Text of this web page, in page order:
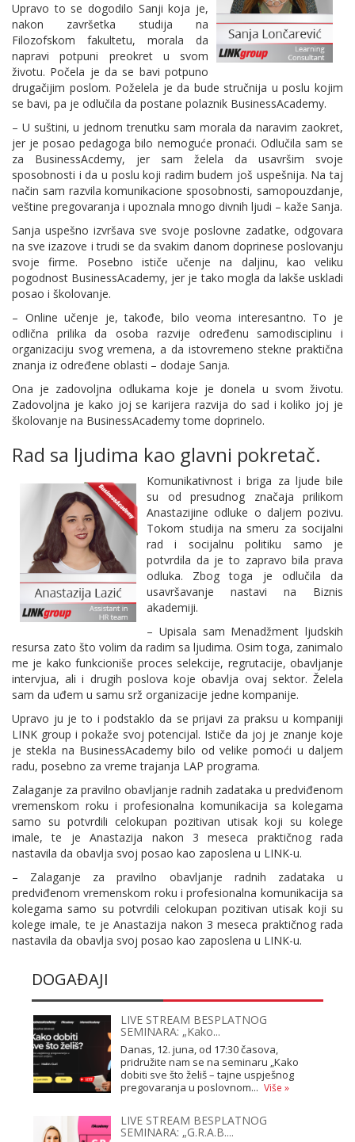
Upravo to se dogodilo Sanji koja je,
nakon završetka studija na
Filozofskom fakultetu, morala da
napravi potpuni preokret u svom
životu. Počela je da se bavi potpuno
drugačijim poslom. Poželela je da bude stručnija u poslu kojim
se bavi, pa je odlučila da postane polaznik BusinessAcademy.
– U suštini, u jednom trenutku sam morala da naravim zaokret,
jer je posao pedagoga bilo nemoguće pronaći. Odlučila sam se
za BusinessAcdemy, jer sam želela da usavršim svoje
sposobnosti i da u poslu koji radim budem još uspešnija. Na taj
način sam razvila komunikacione sposobnosti, samopouzdanje,
veštine pregovaranja i upoznala mnogo divnih ljudi – kaže Sanja.
Sanja uspešno izvršava sve svoje poslovne zadatke, odgovara
na sve izazove i trudi se da svakim danom doprinese poslovanju
svoje firme. Posebno ističe učenje na daljinu, kao veliku
pogodnost BusinessAcademy, jer je tako mogla da lakše uskladi
posao i školovanje.
– Online učenje je, takođe, bilo veoma interesantno. To je
odlična prilika da osoba razvije određenu samodisciplinu i
organizaciju svog vremena, a da istovremeno stekne praktična
znanja iz određene oblasti – dodaje Sanja.
Ona je zadovoljna odlukama koje je donela u svom životu.
Zadovoljna je kako joj se karijera razvija do sad i koliko joj je
školovanje na BusinessAcademy tome doprinelo.
Rad sa ljudima kao glavni pokretač.
Komunikativnost i briga za ljude bile
su od presudnog značaja prilikom
Anastazijine odluke o daljem pozivu.
Tokom studija na smeru za socijalni
rad i socijalnu politiku samo je
potvrdila da je to zapravo bila prava
odluka. Zbog toga je odlučila da
usavršavanje nastavi na Biznis
akademiji.
– Upisala sam Menadžment ljudskih
resursa zato što volim da radim sa ljudima. Osim toga, zanimalo
me je kako funkcioniše proces selekcije, regrutacije, obavljanje
intervjua, ali i drugih poslova koje obavlja ovaj sektor. Želela
sam da uđem u samu srž organizacije jedne kompanije.
Upravo ju je to i podstaklo da se prijavi za praksu u kompaniji
LINK group i pokaže svoj potencijal. Ističe da joj je znanje koje
je stekla na BusinessAcademy bilo od velike pomoći u daljem
radu, posebno za vreme trajanja LAP programa.
Zalaganje za pravilno obavljanje radnih zadataka u predviđenom
vremenskom roku i profesionalna komunikacija sa kolegama
samo su potvrdili celokupan pozitivan utisak koji su kolege
imale, te je Anastazija nakon 3 meseca praktičnog rada
nastavila da obavlja svoj posao kao zaposlena u LINK-u.
– Zalaganje za pravilno obavljanje radnih zadataka u
predviđenom vremenskom roku i profesionalna komunikacija sa
kolegama samo su potvrdili celokupan pozitivan utisak koji su
kolege imale, te je Anastazija nakon 3 meseca praktičnog rada
nastavila da obavlja svoj posao kao zaposlena u LINK-u.
DOGAĐAJI
LIVE STREAM BESPLATNOG
SEMINARA: „Kako...
Danas, 12. juna, od 17:30 časova,
pridružite nam se na seminaru „Kako
dobiti sve što želiš – tajne uspješnog
pregovaranja u poslovnom... Više »
LIVE STREAM BESPLATNOG
SEMINARA: „G.R.A.B....